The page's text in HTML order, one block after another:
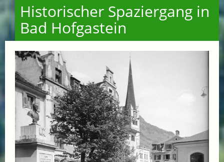
Historischer Spaziergang in
Bad Hofgastein